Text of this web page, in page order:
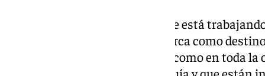
Al respecto, han señalado que se está
promoción turística de la comarca como
municipios que la integran, así como en toda